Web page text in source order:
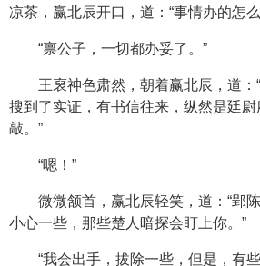
凉茶，赢北辰开口，道：“事情办的怎
“禀公子，一切都办妥了。”
王裒神色肃然，朝着赢北辰，道：
搜到了实证，有书信往来，纵然是廷
敲。”
“嗯！”
微微颔首，赢北辰轻笑，道：“郢
小心一些，那些楚人暗探会盯上你。”
“我会出手，拔除一些，但是，有